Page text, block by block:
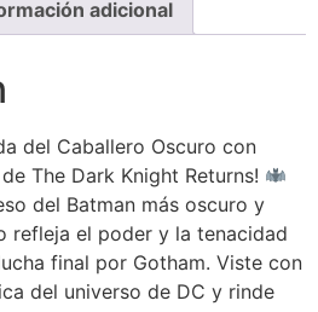
adicional
del Caballero Oscuro con
The Dark Knight Returns!
del Batman más oscuro y
refleja el poder y la tenacidad
final por Gotham. Viste con
del universo de DC y rinde